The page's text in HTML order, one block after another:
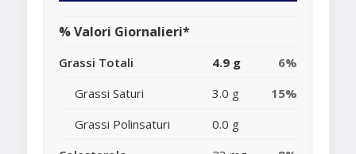
% Valori Giornalieri*
Grassi Totali 4.9 g
6%
Grassi Saturi
3.0 g
15%
Grassi Polinsaturi
0.0 g